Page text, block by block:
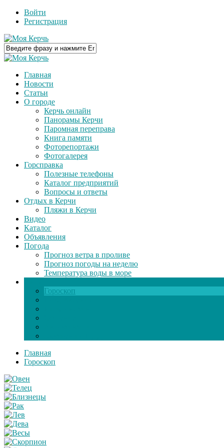
Войти
Регистрация
Главная
Новости
Статьи
О городе
Керчь онлайн
Панорамы Керчи
Паромная переправа
Книга памяти
Фоторепортажи
Фотогалерея
Горсправка
Полезные телефоны
Каталог предприятий
Вопросы и ответы
Отдых в Керчи
Пляжи в Керчи
Видео
Каталог
Объявления
Погода
Прогноз ветра в проливе
Прогноз погоды на неделю
Температура воды в море
Гороскоп
Главная
Гороскоп